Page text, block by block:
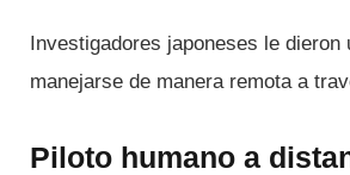
Investigadores japoneses le dieron
manejarse de manera remota a
Piloto humano a